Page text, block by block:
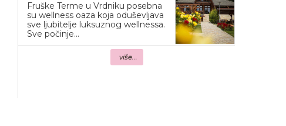
Fruške Terme u Vrdniku posebna
su wellness oaza koja oduševljava
sve ljubitelje luksuznog wellnessa.
Sve počinje...
više...